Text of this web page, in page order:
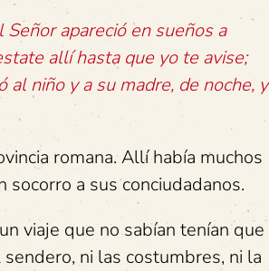
apareció en sueños a
allí hasta que yo te avise;
niño y a su madre, de noche, y
romana. Allí había muchos
a sus conciudadanos.
viaje que no sabían tenían que
ni las costumbres, ni la